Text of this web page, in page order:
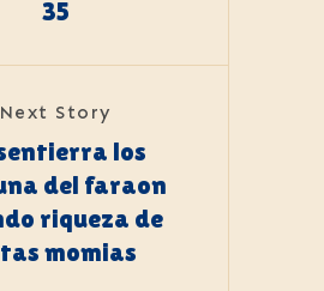
35
Next Story
los
del faraon
riqueza de
momias